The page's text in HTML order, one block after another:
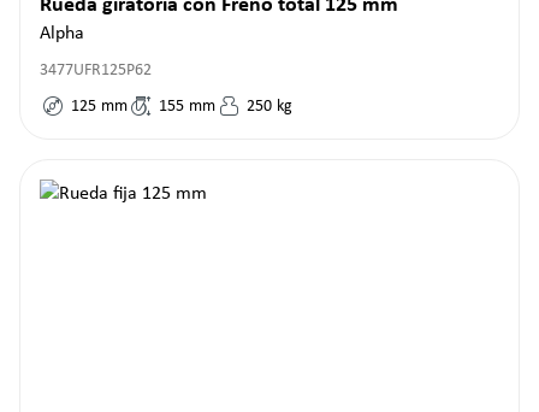
Rueda giratoria con Freno total 125 mm
Alpha
3477UFR125P62
125 mm 155 mm 250 kg